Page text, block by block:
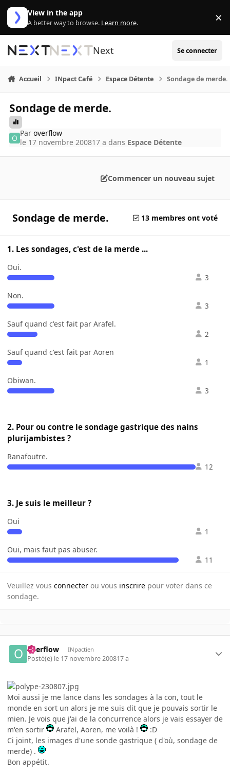
Aller au contenu
View in the app
A better way to browse. Learn more. ×
Next Se connecter
Accueil INpact Café Espace Détente Sondage de merde.
Sondage de merde.
Paroverflow
le 17 novembre 200817 a dans Espace Détente
Commencer un nouveau sujet
Sondage de merde. 13 membres ont voté
1. Les sondages, c'est de la merde ...
Oui.
3
Non.
3
Sauf quand c'est fait par Arafel.
2
Sauf quand c'est fait par Aoren
1
Obiwan.
3
2. Pour ou contre le sondage gastrique des nains
plurijambistes ?
Ranafoutre.
12
3. Je suis le meilleur ?
Oui
1
Oui, mais faut pas abuser.
11
Veuillez vous connecter ou vous inscrire pour voter dans ce
sondage.
overflow INpactien
Posté(e) le 17 novembre 200817 a
Moi aussi je me lance dans les sondages à la con, tout le
monde en sort un alors je me suis dit que je pouvais sortir le
mien. Je vois que j'ai de la concurrence alors je vais essayer de
m'en sortir
Arafel, Aoren, me voilà !
:D
Ci joint, les images d'une sonde gastrique ( d'où, sondage de
merde) .
Bon appétit.